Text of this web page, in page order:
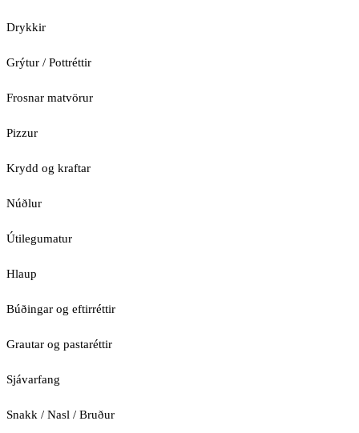
Drykkir
Grýtur / Pottréttir
Frosnar matvörur
Pizzur
Krydd og kraftar
Núðlur
Útilegumatur
Hlaup
Búðingar og eftirréttir
Grautar og pastaréttir
Sjávarfang
Snakk / Nasl / Bruður